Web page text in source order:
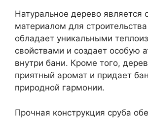
Натуральное дерево является
материалом для
обладает уникальными
свойствами и создает особую
внутри бани. Кроме того,
приятный аромат и придает
природной гармонии.
Прочная конструкция сруба